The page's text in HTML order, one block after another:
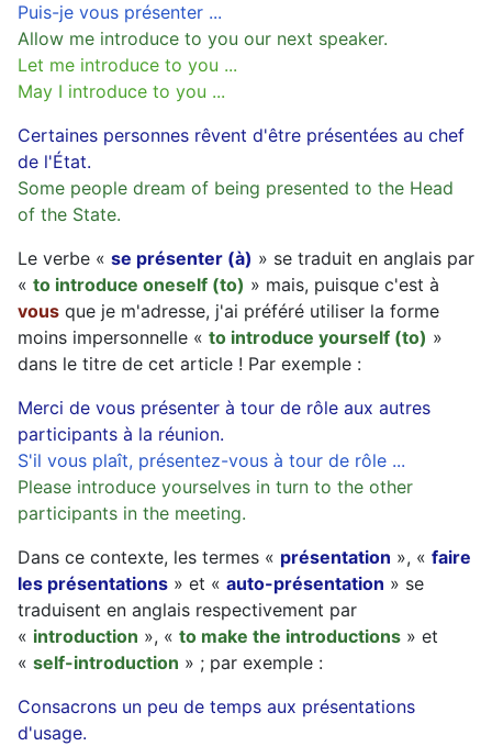
Puis-je vous présenter ...
Allow me introduce to you our next speaker.
Let me introduce to you ...
May I introduce to you ...
Certaines personnes rêvent d'être présentées au chef
de l'État.
Some people dream of being presented to the Head
of the State.
Le verbe « se présenter (à) » se traduit en anglais par
« to introduce oneself (to) » mais, puisque c'est à
vous que je m'adresse, j'ai préféré utiliser la forme
moins impersonnelle « to introduce yourself (to) »
dans le titre de cet article ! Par exemple :
Merci de vous présenter à tour de rôle aux autres
participants à la réunion.
S'il vous plaît, présentez-vous à tour de rôle ...
Please introduce yourselves in turn to the other
participants in the meeting.
Dans ce contexte, les termes « présentation », « faire
les présentations » et « auto-présentation » se
traduisent en anglais respectivement par
« introduction », « to make the introductions » et
« self-introduction » ; par exemple :
Consacrons un peu de temps aux présentations
d'usage.